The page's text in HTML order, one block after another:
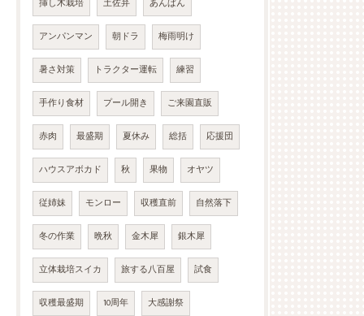
挿し木栽培 土佐弁 あんぱん
アンパンマン 朝ドラ 梅雨明け
暑さ対策 トラクター運転 練習
手作り食材 プール開き ご来園直販
赤肉 最盛期 夏休み 総括 応援団
ハウスアボカド 秋 果物 オヤツ
従姉妹 モンロー 収穫直前 自然落下
冬の作業 晩秋 金木犀 銀木犀
立体栽培スイカ 旅する八百屋 試食
収穫最盛期 10周年 大感謝祭